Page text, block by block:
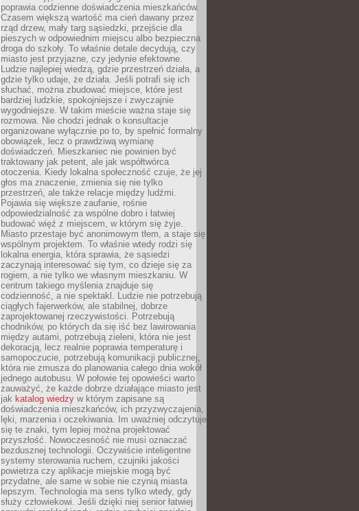
poprawia codzienne doświadczenia mieszkańców.
Czasem większą wartość ma cień dawany przez
rząd drzew, mały targ sąsiedzki, przejście dla
pieszych w odpowiednim miejscu albo bezpieczna
droga do szkoły. To właśnie detale decydują, czy
miasto jest przyjazne, czy jedynie efektowne.
Ludzie najlepiej wiedzą, gdzie przestrzeń działa, a
gdzie tylko udaje, że działa. Jeśli potrafi się ich
słuchać, można zbudować miejsce, które jest
bardziej ludzkie, spokojniejsze i zwyczajnie
wygodniejsze. W takim mieście ważna staje się
rozmowa. Nie chodzi jednak o konsultacje
organizowane wyłącznie po to, by spełnić formalny
obowiązek, lecz o prawdziwą wymianę
doświadczeń. Mieszkaniec nie powinien być
traktowany jak petent, ale jak współtwórca
otoczenia. Kiedy lokalna społeczność czuje, że jej
głos ma znaczenie, zmienia się nie tylko
przestrzeń, ale także relacje między ludźmi.
Pojawia się większe zaufanie, rośnie
odpowiedzialność za wspólne dobro i łatwiej
budować więź z miejscem, w którym się żyje.
Miasto przestaje być anonimowym tłem, a staje się
wspólnym projektem. To właśnie wtedy rodzi się
lokalna energia, która sprawia, że sąsiedzi
zaczynają interesować się tym, co dzieje się za
rogiem, a nie tylko we własnym mieszkaniu. W
centrum takiego myślenia znajduje się
codzienność, a nie spektakl. Ludzie nie potrzebują
ciągłych fajerwerków, ale stabilnej, dobrze
zaprojektowanej rzeczywistości. Potrzebują
chodników, po których da się iść bez lawirowania
między autami, potrzebują zieleni, która nie jest
dekoracją, lecz realnie poprawia temperaturę i
samopoczucie, potrzebują komunikacji publicznej,
która nie zmusza do planowania całego dnia wokół
jednego autobusu. W połowie tej opowieści warto
zauważyć, że każde dobrze działające miasto jest
jak katalog wiedzy w którym zapisane są
doświadczenia mieszkańców, ich przyzwyczajenia,
lęki, marzenia i oczekiwania. Im uważniej odczytuje
się te znaki, tym lepiej można projektować
przyszłość. Nowoczesność nie musi oznaczać
bezdusznej technologii. Oczywiście inteligentne
systemy sterowania ruchem, czujniki jakości
powietrza czy aplikacje miejskie mogą być
przydatne, ale same w sobie nie czynią miasta
lepszym. Technologia ma sens tylko wtedy, gdy
służy człowiekowi. Jeśli dzięki niej senior łatwiej